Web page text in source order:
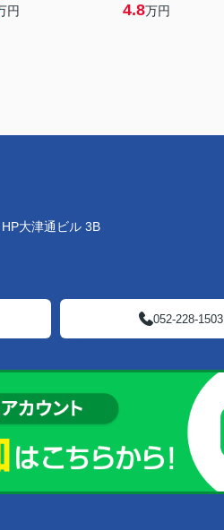
円 4.8万円
大津通ビル 3B
052-228-1503